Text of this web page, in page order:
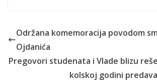
Održana komemoracija povodom
Ojdanića
Pregovori studenata i Vlade blizu
kolskoj godini